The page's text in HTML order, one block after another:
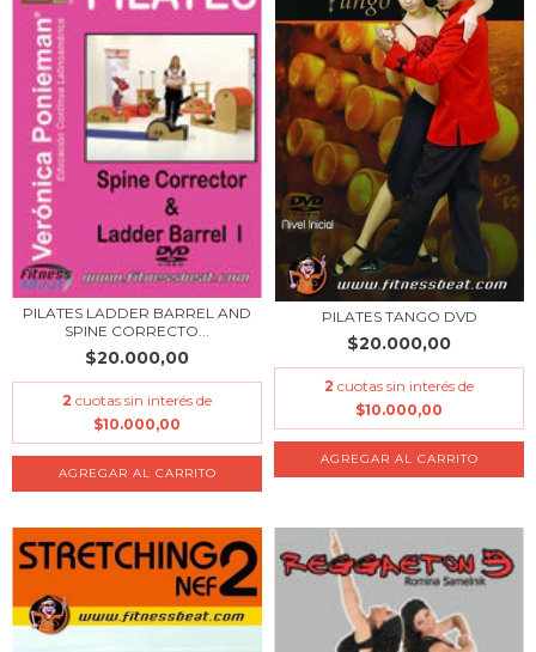
PILATES LADDER BARREL AND
SPINE CORRECTO...
$20.000,00
2 cuotas sin interés de
$10.000,00
PILATES TANGO DVD
$20.000,00
2 cuotas sin interés de
$10.000,00